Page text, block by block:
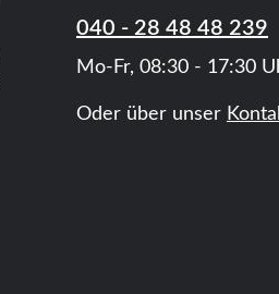
040 - 28 48 48 239
Mo-Fr, 08:30 - 17:30
Oder über unser